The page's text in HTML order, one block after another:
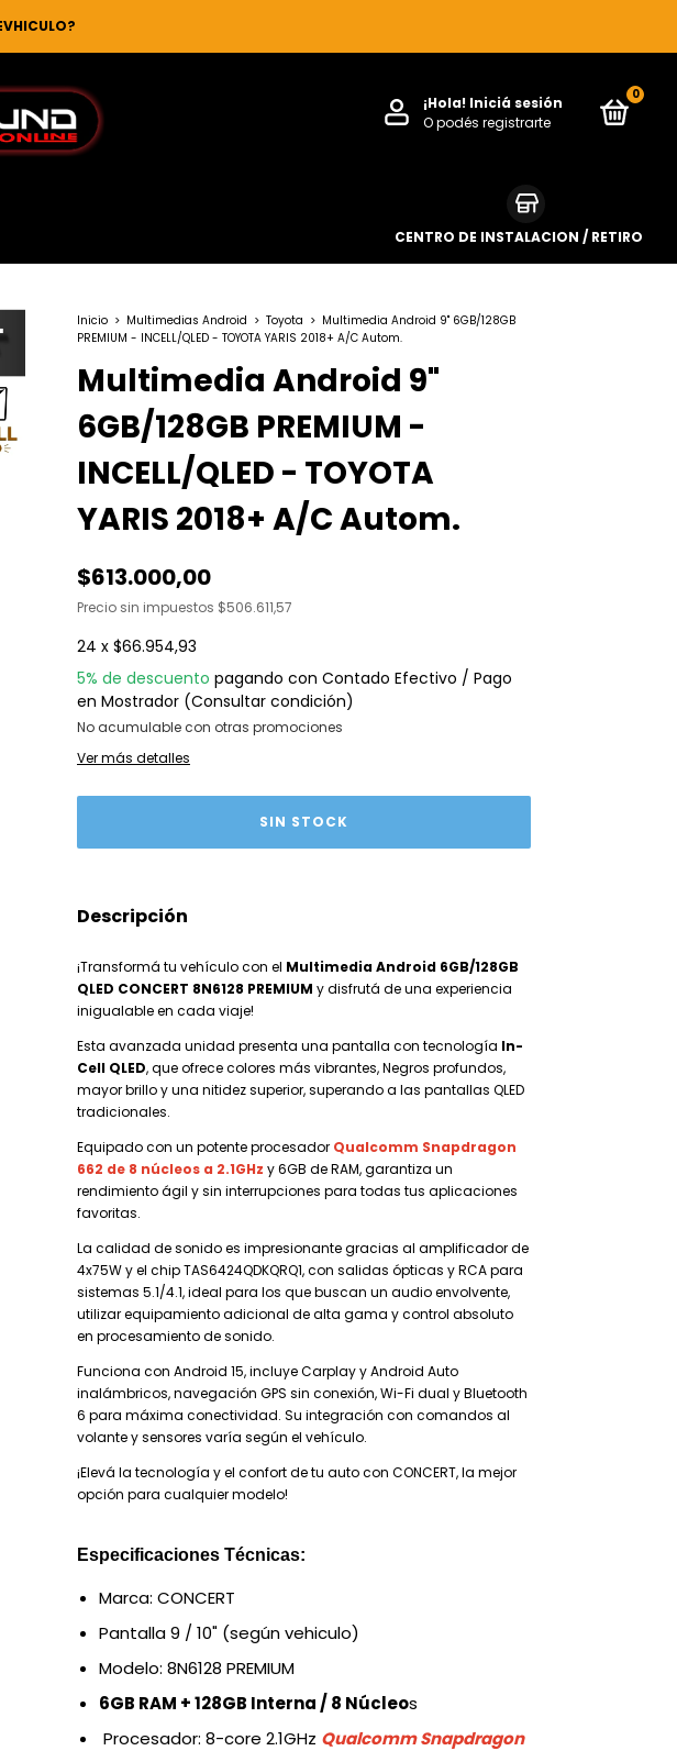
¡Hola! Iniciá sesión
O podés registrarte
0
CENTRO DE INSTALACION / RETIRO
Inicio > Multimedias Android > Toyota > Multimedia Android 9" 6GB/128GB
PREMIUM - INCELL/QLED - TOYOTA YARIS 2018+ A/C Autom.
Multimedia Android 9"
6GB/128GB PREMIUM -
INCELL/QLED - TOYOTA
YARIS 2018+ A/C Autom.
$613.000,00
Precio sin impuestos $506.611,57
24 x $66.954,93
5% de descuento pagando con Contado Efectivo / Pago
en Mostrador (Consultar condición)
No acumulable con otras promociones
Ver más detalles
Descripción
¡Transformá tu vehículo con el Multimedia Android 6GB/128GB
QLED CONCERT 8N6128 PREMIUM y disfrutá de una experiencia
inigualable en cada viaje!
Esta avanzada unidad presenta una pantalla con tecnología In-
Cell QLED, que ofrece colores más vibrantes, Negros profundos,
mayor brillo y una nitidez superior, superando a las pantallas QLED
tradicionales.
Equipado con un potente procesador Qualcomm Snapdragon
662 de 8 núcleos a 2.1GHz y 6GB de RAM, garantiza un
rendimiento ágil y sin interrupciones para todas tus aplicaciones
favoritas.
La calidad de sonido es impresionante gracias al amplificador de
4x75W y el chip TAS6424QDKQRQ1, con salidas ópticas y RCA para
sistemas 5.1/4.1, ideal para los que buscan un audio envolvente,
utilizar equipamiento adicional de alta gama y control absoluto
en procesamiento de sonido.
Funciona con Android 15, incluye Carplay y Android Auto
inalámbricos, navegación GPS sin conexión, Wi-Fi dual y Bluetooth
6 para máxima conectividad. Su integración con comandos al
volante y sensores varía según el vehículo.
¡Elevá la tecnología y el confort de tu auto con CONCERT, la mejor
opción para cualquier modelo!
Especificaciones Técnicas:
Marca: CONCERT
Pantalla 9 / 10" (según vehiculo)
Modelo: 8N6128 PREMIUM
6GB RAM + 128GB Interna / 8 Núcleos
Procesador: 8-core 2.1GHz Qualcomm Snapdragon